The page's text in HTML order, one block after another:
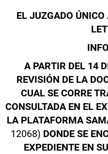
EL JUZGADO
A PARTIR DEL 14
REVISIÓN DE LA
CUAL SE CORRE
CONSULTADA EN EL
LA PLATAFORMA
12068) DONDE SE
EXPEDIENTE EN